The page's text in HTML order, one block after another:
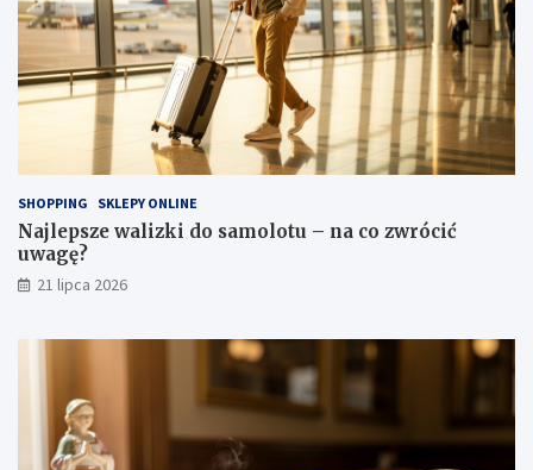
SHOPPING SKLEPY ONLINE
Najlepsze walizki do samolotu – na co zwrócić
uwagę?
21 lipca 2026